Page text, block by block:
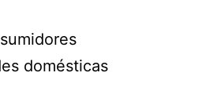
domésticas